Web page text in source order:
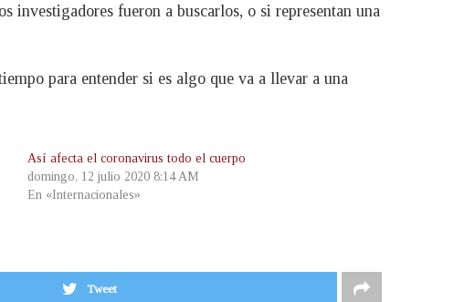
investigadores fueron a buscarlos, o si representan una
para entender si es algo que va a llevar a una
Así afecta el coronavirus todo el cuerpo
domingo, 12 julio 2020 8:14 AM
En «Internacionales»
Tweet